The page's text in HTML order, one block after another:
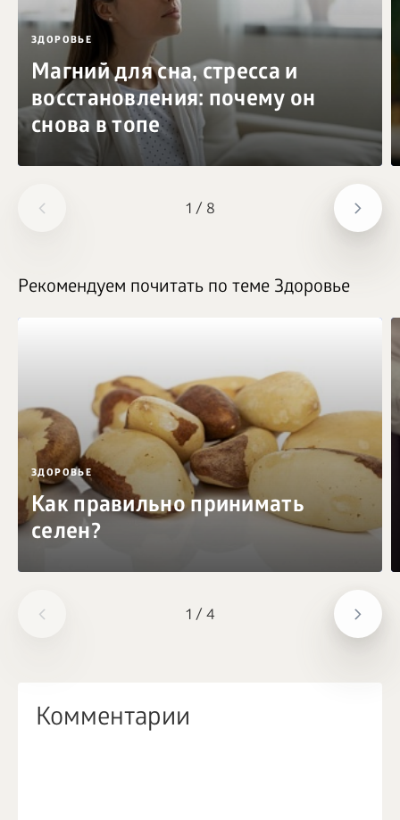
1 / 8
ЗДОРОВЬЕ
Магний для сна, стресса и
восстановления: почему он
снова в топе
1 / 4
Рекомендуем почитать по теме Здоровье
ЗДОРОВЬЕ
Как правильно принимать
селен?
Комментарии